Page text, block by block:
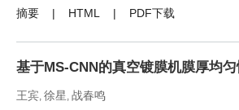
摘要 HTML PDF下载
基于MS-CNN的真空镀膜机膜厚均
王宾, 徐星, 战春鸣